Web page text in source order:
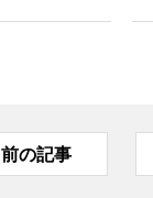
前の記事